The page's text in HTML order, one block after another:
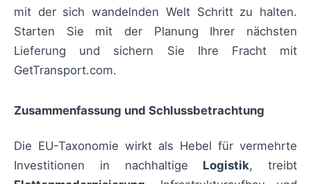
mit der sich wandelnden Welt Schritt zu halten.
Starten Sie mit der Planung Ihrer nächsten
Lieferung und sichern Sie Ihre Fracht mit
GetTransport.com.
Zusammenfassung und Schlussbetrachtung
Die EU-Taxonomie wirkt als Hebel für vermehrte
Investitionen in nachhaltige Logistik, treibt